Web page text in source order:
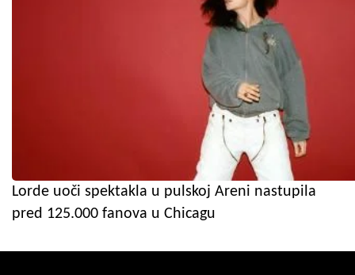
Lorde uoči spektakla u pulskoj Areni nastupila
pred 125.000 fanova u Chicagu